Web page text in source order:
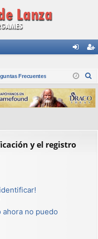
nti
fic
ar
ist
ra
rs
Frecuentes
s
c
r
y el registro
ahora no puedo